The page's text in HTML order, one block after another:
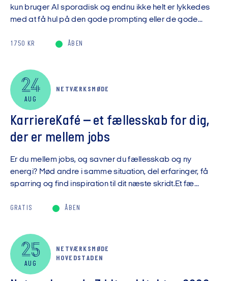
kun bruger AI sporadisk og endnu ikke helt er lykkedes
med at få hul på den gode prompting eller de gode...
1750 KR ÅBEN
24
AUG
NETVÆRKSMØDE
KarriereKafé – et fællesskab for dig,
der er mellem jobs
Er du mellem jobs, og savner du fællesskab og ny
energi? Mød andre i samme situation, del erfaringer, få
sparring og find inspiration til dit næste skridt.Et fæ...
GRATIS ÅBEN
25
AUG
NETVÆRKSMØDE
HOVEDSTADEN